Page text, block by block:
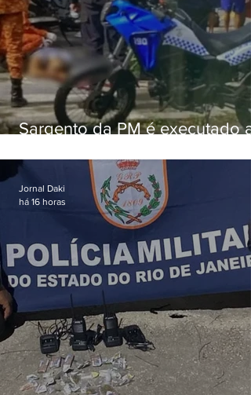
Sargento da PM é executado a
em Vaz Lobo
Jornal Daki
há 16 horas